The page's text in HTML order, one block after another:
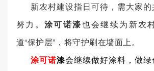
新农村建设指日可待，需大家
努力。 涂可诺漆也会继续为新农
道“保护层”，将守护刷在墙面上。
涂可诺漆会继续做好涂料，做